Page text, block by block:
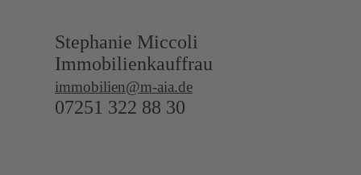
Stephanie Miccoli
Immobilienkauffrau
immobilien@m-aia.de
07251 322 88 30